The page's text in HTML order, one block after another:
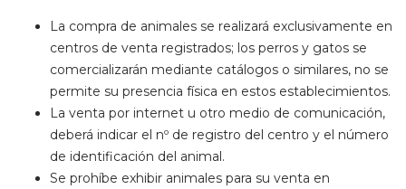
La compra de animales se realizará exclusivamente en
centros de venta registrados; los perros y gatos se
comercializarán mediante catálogos o similares, no se
permite su presencia física en estos establecimientos.
La venta por internet u otro medio de comunicación,
deberá indicar el nº de registro del centro y el número
de identificación del animal.
Se prohíbe exhibir animales para su venta en